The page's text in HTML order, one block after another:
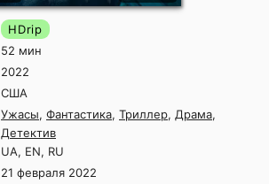
HDrip
52 мин
2022
США
Ужасы, Фантастика, Триллер, Драма,
Детектив
UA, EN, RU
21 февраля 2022